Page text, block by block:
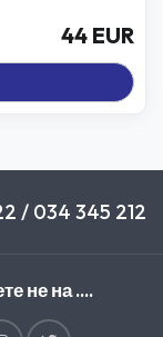
44 EUR
/ 034 345 212
не на ....